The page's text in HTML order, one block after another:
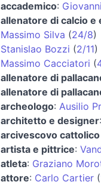
accademico:
allenatore di calcio e
Massimo Silva (24/8)
Stanislao Bozzi (2/11)
Massimo Cacciatori (
allenatore di
allenatore di
archeologo: Ausilio
architetto e designer:
arcivescovo
artista e pittrice:
atleta: Graziano
attore: Carlo Cartier(